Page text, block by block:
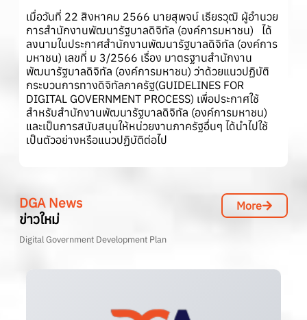
เมื่อวันที่ 22 สิงหาคม 2566 นายสุพจน์ เธียรวุฒิ ผู้อำนวย
การสำนักงานพัฒนารัฐบาลดิจิทัล (องค์การมหาชน) ได้
ลงนามในประกาศสำนักงานพัฒนารัฐบาลดิจิทัล (องค์การ
มหาชน) เลขที่ ม 3/2566 เรื่อง มาตรฐานสำนักงาน
พัฒนารัฐบาลดิจิทัล (องค์การมหาชน) ว่าด้วยแนวปฏิบัติ
กระบวนการทางดิจิทัลภาครัฐ(GUIDELINES FOR
DIGITAL GOVERNMENT PROCESS) เพื่อประกาศใช้
สำหรับสำนักงานพัฒนารัฐบาลดิจิทัล (องค์การมหาชน)
และเป็นการสนับสนุนให้หน่วยงานภาครัฐอื่นๆ ได้นำไปใช้
เป็นตัวอย่างหรือแนวปฏิบัติต่อไป
DGA News
ข่าวใหม่
More
Digital Government Development Plan